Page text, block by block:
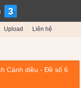
Upload Liên hệ
Cánh diều - Đề số 6